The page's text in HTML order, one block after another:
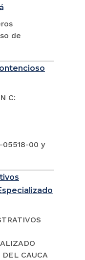
de
C:
05518-00 y
CAUCA